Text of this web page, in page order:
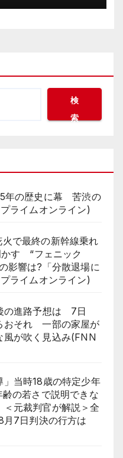
イムオンラ
検
索
年の歴史に幕 苦渋の
ライムオンライン)
で最終の新幹線乗れ
す “フェニック
影響は?「分散退場に
ライムオンライン)
の進路予想は 7日
おそれ 一部の家屋が
風が吹く見込み(FNN
」当時18歳の特定少年
の若さで説明できな
元裁判官が解説＞全
月7日判決の行方は